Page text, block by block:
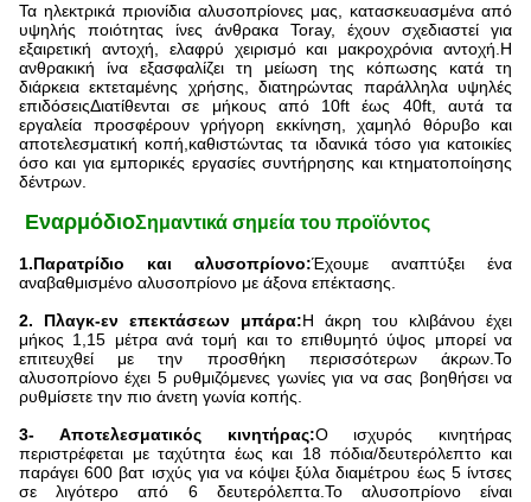
Τα ηλεκτρικά πριονίδια αλυσοπρίονες μας, κατασκευασμένα από
υψηλής ποιότητας ίνες άνθρακα Toray, έχουν σχεδιαστεί για
εξαιρετική αντοχή, ελαφρύ χειρισμό και μακροχρόνια αντοχή.Η
ανθρακική ίνα εξασφαλίζει τη μείωση της κόπωσης κατά τη
διάρκεια εκτεταμένης χρήσης, διατηρώντας παράλληλα υψηλές
επιδόσειςΔιατίθενται σε μήκους από 10ft έως 40ft, αυτά τα
εργαλεία προσφέρουν γρήγορη εκκίνηση, χαμηλό θόρυβο και
αποτελεσματική κοπή,καθιστώντας τα ιδανικά τόσο για κατοικίες
όσο και για εμπορικές εργασίες συντήρησης και κτηματοποίησης
δέντρων.
️ ΕναρμόδιοΣημαντικά σημεία του προϊόντος
1.Παρατρίδιο και αλυσοπρίονο:Έχουμε αναπτύξει ένα
αναβαθμισμένο αλυσοπρίονο με άξονα επέκτασης.
2. Πλαγκ-εν επεκτάσεων μπάρα:Η άκρη του κλιβάνου έχει
μήκος 1,15 μέτρα ανά τομή και το επιθυμητό ύψος μπορεί να
επιτευχθεί με την προσθήκη περισσότερων άκρων.Το
αλυσοπρίονο έχει 5 ρυθμιζόμενες γωνίες για να σας βοηθήσει να
ρυθμίσετε την πιο άνετη γωνία κοπής.
3- Αποτελεσματικός κινητήρας:Ο ισχυρός κινητήρας
περιστρέφεται με ταχύτητα έως και 18 πόδια/δευτερόλεπτο και
παράγει 600 βατ ισχύς για να κόψει ξύλα διαμέτρου έως 5 ίντσες
σε λιγότερο από 6 δευτερόλεπτα.Το αλυσοπρίονο είναι